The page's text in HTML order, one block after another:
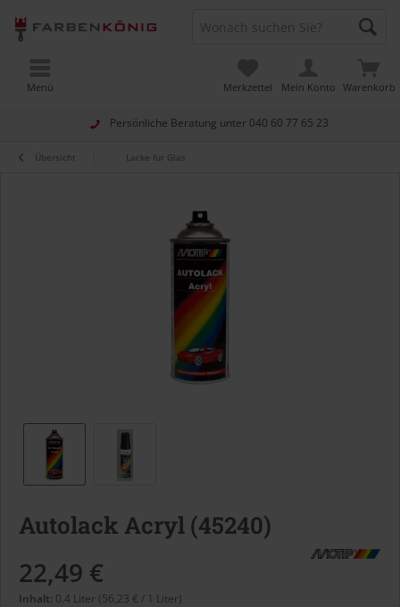
Persönliche Beratung unter 040 60 77 65 23
Warenkorb
Merkzettel Mein Konto
Menü
Übersicht Lacke für Glas
Autolack Acryl (45240)
22,49 €
Inhalt: 0.4 Liter (56,23 € / 1 Liter)